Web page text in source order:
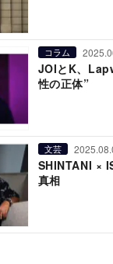
コラム
JOIとK、
性の正体”
文芸
SHINTANI ×
真相